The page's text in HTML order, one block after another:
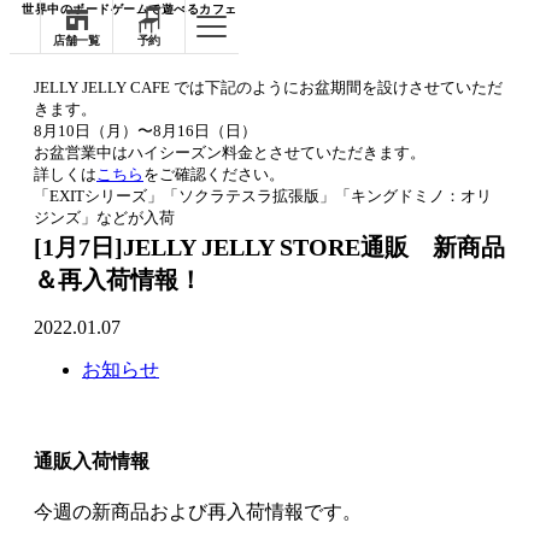
世界中のボードゲームで遊べるカフェ
店舗一覧 予約
JELLY JELLY CAFE では下記のようにお盆期間を設けさせていただ
きます。
8月10日（月）〜8月16日（日）
お盆営業中はハイシーズン料金とさせていただきます。
詳しくはこちら をご確認ください。
「EXITシリーズ」「ソクラテスラ拡張版」「キングドミノ：オリ
ジンズ」などが入荷
[1月7日]JELLY JELLY STORE通販 新商品
＆再入荷情報！
2022.01.07
お知らせ
通販入荷情報
今週の新商品および再入荷情報です。